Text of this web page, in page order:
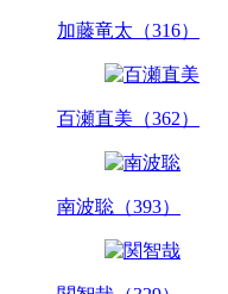
加藤竜太（316）
百瀬直美（362）
南波聡（393）